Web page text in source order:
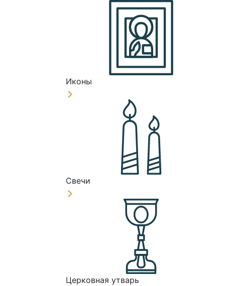
Иконы
Свечи
Церковная утварь